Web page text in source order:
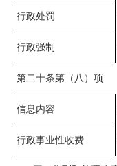
行政处罚
行政强制
第二十条第（八）项
信息内容
行政事业性收费